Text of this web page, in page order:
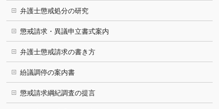
弁護士懲戒処分の研究
懲戒請求・異議申立書式案内
弁護士懲戒請求の書き方
紛議調停の案内書
懲戒請求綱紀調査の提言